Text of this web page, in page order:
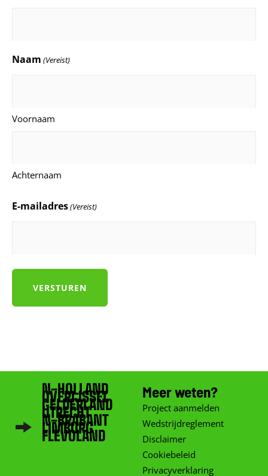
Naam (Vereist)
Voornaam
Achternaam
E-mailadres(Vereist)
N-HOLLAND
OVERIJSSEL
GELDERLAND
UTRECHT
N-BRABANT
LIMBURG
FLEVOLAND
Meer weten?
Project aanmelden
Wedstrijdreglement
Disclaimer
Cookiebeleid
Privacyverklaring